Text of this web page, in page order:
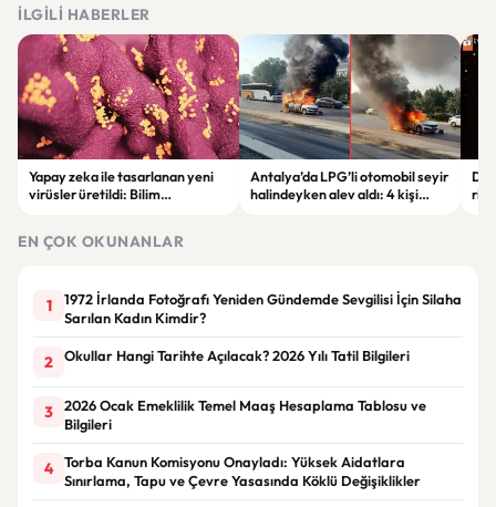
İLGILI HABERLER
Yapay zeka ile tasarlanan yeni
virüsler üretildi: Bilim
Antalya’da LPG’li otomobil seyir
halindeyken alev aldı: 4 kişi
EN ÇOK OKUNANLAR
1
1972 İrlanda Fotoğrafı Yeniden Gündemde Sevgilisi İçin Silaha
Sarılan Kadın Kimdir?
2 Okullar Hangi Tarihte Açılacak? 2026 Yılı Tatil Bilgileri
3
2026 Ocak Emeklilik Temel Maaş Hesaplama Tablosu ve
Bilgileri
4
Torba Kanun Komisyonu Onayladı: Yüksek Aidatlara
Sınırlama, Tapu ve Çevre Yasasında Köklü Değişiklikler